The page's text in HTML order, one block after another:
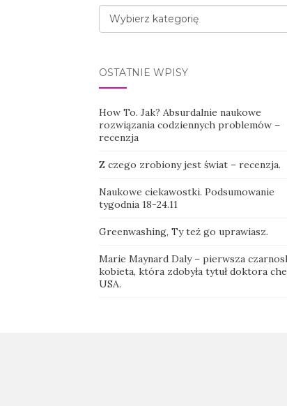
Kategorie
OSTATNIE WPISY
How To. Jak? Absurdalnie naukowe
rozwiązania codziennych problemów –
recenzja
Z czego zrobiony jest świat – recenzja.
Naukowe ciekawostki. Podsumowanie
tygodnia 18-24.11
Greenwashing, Ty też go uprawiasz.
Marie Maynard Daly – pierwsza
kobieta, która zdobyła tytuł doktora
USA.